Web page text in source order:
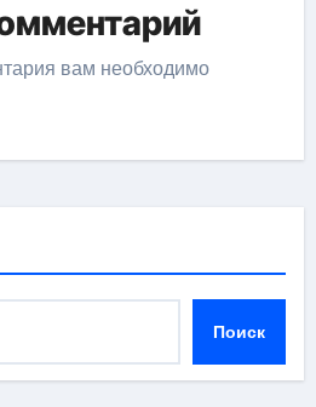
вам необходимо
Поиск